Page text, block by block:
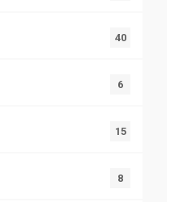
40
6
15
8